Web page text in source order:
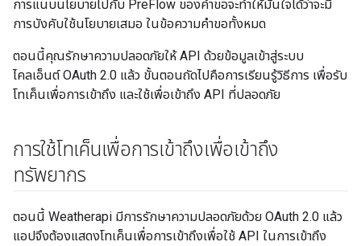
การแนบนโยบายไปกับ PreFlow ของคำขอจะทำให้มั่นใจได้ว่าจะมี
การบังคับใช้นโยบายเสมอ ในข้อความคำขอทั้งหมด
ตอนนี้คุณรักษาความปลอดภัยให้ API ด้วยข้อมูลเข้าสู่ระบบ
ไคลเอ็นต์ OAuth 2.0 แล้ว ขั้นตอนถัดไปคือการเรียนรู้วิธีการ เพื่อรับ
โทเค็นเพื่อการเข้าถึง และใช้เพื่อเข้าถึง API ที่ปลอดภัย
การใช้โทเค็นเพื่อการเข้าถึงเพื่อเข้าถึง
ทรัพยากร
ตอนนี้ Weatherapi มีการรักษาความปลอดภัยด้วย OAuth 2.0 แล้ว
แอปจึงต้องแสดงโทเค็นเพื่อการเข้าถึงเพื่อใช้ API ในการเข้าถึง